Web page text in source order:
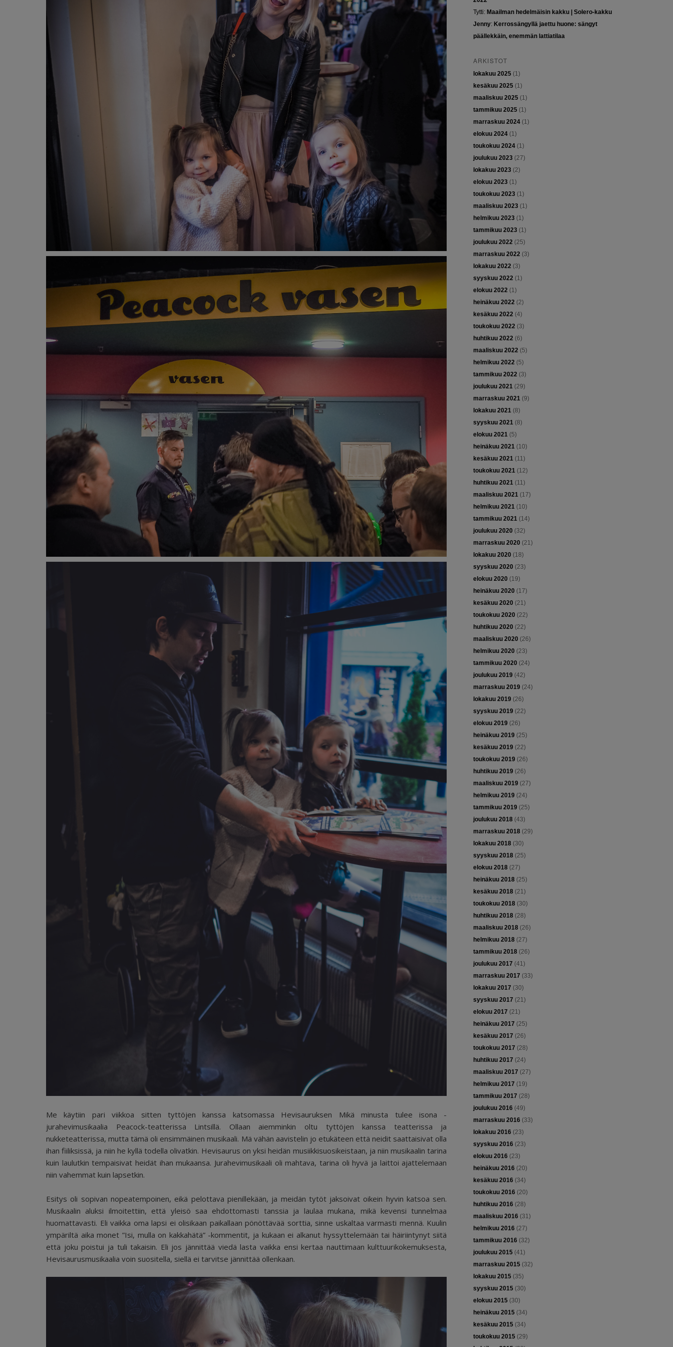
Me käytiin pari viikkoa sitten tyttöjen kanssa katsomassa Hevisauruksen Mikä minusta tulee isona -
jurahevimusikaalia Peacock-teatterissa Lintsillä. Ollaan aiemminkin oltu tyttöjen kanssa teatterissa ja
nukketeatterissa, mutta tämä oli ensimmäinen musikaali. Mä vähän aavistelin jo etukäteen että neidit saattaisivat olla
ihan fiiliksissä, ja niin he kyllä todella olivatkin. Hevisaurus on yksi heidän musiikkisuosikeistaan, ja niin musikaalin tarina
kuin laulutkin tempaisivat heidät ihan mukaansa. Jurahevimusikaali oli mahtava, tarina oli hyvä ja laittoi ajattelemaan
niin vahemmat kuin lapsetkin.
Esitys oli sopivan nopeatempoinen, eikä pelottava pienillekään, ja meidän tytöt jaksoivat oikein hyvin katsoa sen.
Musikaalin aluksi ilmoitettiin, että yleisö saa ehdottomasti tanssia ja laulaa mukana, mikä kevensi tunnelmaa
huomattavasti. Eli vaikka oma lapsi ei olisikaan paikallaan pönöttävää sorttia, sinne uskaltaa varmasti mennä. Kuulin
ympäriltä aika monet ”Isi, mulla on kakkahätä” -kommentit, ja kukaan ei alkanut hyssyttelemään tai häiriintynyt siitä
että joku poistui ja tuli takaisin. Eli jos jännittää viedä lasta vaikka ensi kertaa nauttimaan kulttuurikokemuksesta,
Hevisaurusmusikaalia voin suositella, siellä ei tarvitse jännittää ollenkaan.
Tytti: Maailman hedelmäisin kakku | Solero-kakku
Jenny: Kerrossängyllä jaettu huone: sängyt
päällekkäin, enemmän lattiatilaa
ARKISTOT
lokakuu 2025(1)
kesäkuu 2025(1)
maaliskuu 2025(1)
tammikuu 2025(1)
marraskuu 2024(1)
elokuu 2024(1)
toukokuu 2024(1)
joulukuu 2023(27)
lokakuu 2023(2)
elokuu 2023(1)
toukokuu 2023(1)
maaliskuu 2023(1)
helmikuu 2023(1)
tammikuu 2023(1)
joulukuu 2022(25)
marraskuu 2022(3)
lokakuu 2022(3)
syyskuu 2022(1)
elokuu 2022(1)
heinäkuu 2022(2)
kesäkuu 2022(4)
toukokuu 2022(3)
huhtikuu 2022(6)
maaliskuu 2022(5)
helmikuu 2022(5)
tammikuu 2022(3)
joulukuu 2021(29)
marraskuu 2021(9)
lokakuu 2021(8)
syyskuu 2021(8)
elokuu 2021(5)
heinäkuu 2021(10)
kesäkuu 2021(11)
toukokuu 2021(12)
huhtikuu 2021(11)
maaliskuu 2021(17)
helmikuu 2021(10)
tammikuu 2021(14)
joulukuu 2020 (32)
marraskuu 2020 (21)
lokakuu 2020 (18)
syyskuu 2020 (23)
elokuu 2020 (19)
heinäkuu 2020 (17)
kesäkuu 2020 (21)
toukokuu 2020 (22)
huhtikuu 2020 (22)
maaliskuu 2020 (26)
helmikuu 2020 (23)
tammikuu 2020 (24)
joulukuu 2019(42)
marraskuu 2019(24)
lokakuu 2019(26)
syyskuu 2019(22)
elokuu 2019(26)
heinäkuu 2019(25)
kesäkuu 2019(22)
toukokuu 2019(26)
huhtikuu 2019(26)
maaliskuu 2019(27)
helmikuu 2019(24)
tammikuu 2019(25)
joulukuu 2018(43)
marraskuu 2018(29)
lokakuu 2018(30)
syyskuu 2018(25)
elokuu 2018(27)
heinäkuu 2018(25)
kesäkuu 2018(21)
toukokuu 2018(30)
huhtikuu 2018(28)
maaliskuu 2018(26)
helmikuu 2018(27)
tammikuu 2018(26)
joulukuu 2017 (41)
marraskuu 2017 (33)
lokakuu 2017 (30)
syyskuu 2017 (21)
elokuu 2017 (21)
heinäkuu 2017 (25)
kesäkuu 2017 (26)
toukokuu 2017 (28)
huhtikuu 2017 (24)
maaliskuu 2017 (27)
helmikuu 2017 (19)
tammikuu 2017 (28)
joulukuu 2016 (49)
marraskuu 2016 (33)
lokakuu 2016 (23)
syyskuu 2016 (23)
elokuu 2016 (23)
heinäkuu 2016 (20)
kesäkuu 2016 (34)
toukokuu 2016 (20)
huhtikuu 2016 (28)
maaliskuu 2016 (31)
helmikuu 2016 (27)
tammikuu 2016 (32)
joulukuu 2015(41)
marraskuu 2015(32)
lokakuu 2015(35)
syyskuu 2015(30)
elokuu 2015(30)
heinäkuu 2015(34)
kesäkuu 2015(34)
toukokuu 2015(29)